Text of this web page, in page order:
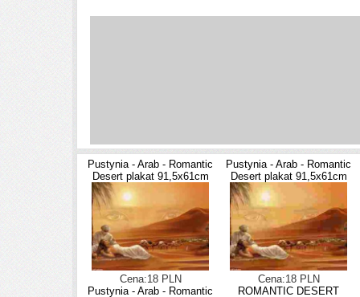
Pustynia - Arab - Romantic
Desert plakat 91,5x61cm
Cena:18 PLN
Pustynia - Arab - Romantic
Desert plakat 91,5x61cm
Cena:18 PLN
Pustynia - Arab - Romantic
ROMANTIC DESERT